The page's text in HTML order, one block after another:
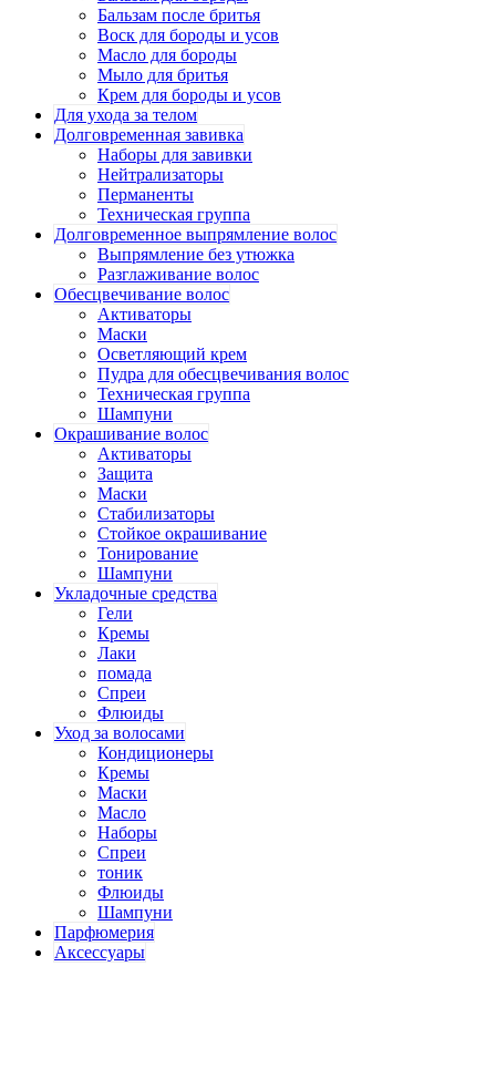
Бальзам после бритья
Воск для бороды и усов
Масло для бороды
Мыло для бритья
Крем для бороды и усов
Для ухода за телом
Долговременная завивка
Наборы для завивки
Нейтрализаторы
Перманенты
Техническая группа
Долговременное выпрямление волос
Выпрямление без утюжка
Разглаживание волос
Обесцвечивание волос
Активаторы
Маски
Осветляющий крем
Пудра для обесцвечивания волос
Техническая группа
Шампуни
Окрашивание волос
Активаторы
Защита
Маски
Стабилизаторы
Стойкое окрашивание
Тонирование
Шампуни
Укладочные средства
Гели
Кремы
Лаки
помада
Спреи
Флюиды
Уход за волосами
Кондиционеры
Кремы
Маски
Масло
Наборы
Спреи
тоник
Флюиды
Шампуни
Парфюмерия
Аксессуары